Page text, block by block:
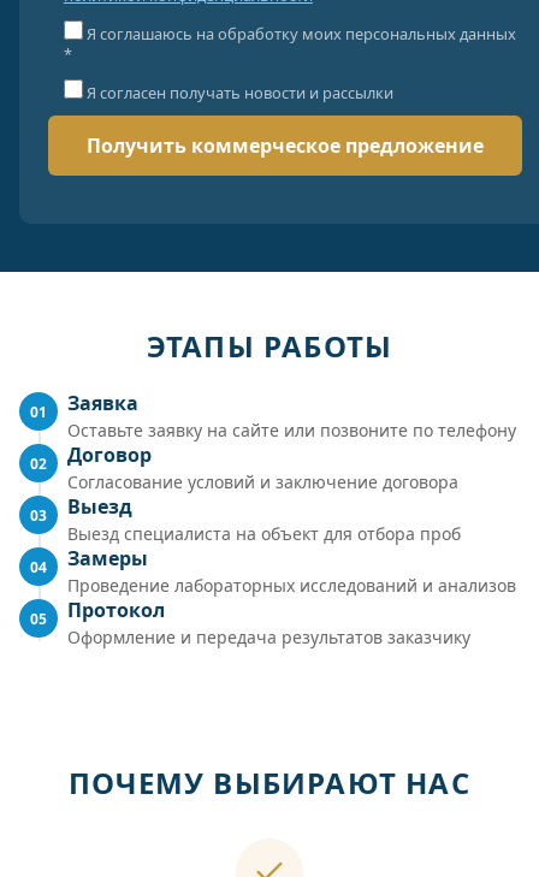
Я соглашаюсь на обработку моих персональных данных
*
Я согласен получать новости и рассылки
ЭТАПЫ РАБОТЫ
01 Заявка
Оставьте заявку на сайте или позвоните по телефону
02 Договор
Согласование условий и заключение договора
03 Выезд
Выезд специалиста на объект для отбора проб
04 Замеры
Проведение лабораторных исследований и анализов
05 Протокол
Оформление и передача результатов заказчику
ПОЧЕМУ ВЫБИРАЮТ НАС